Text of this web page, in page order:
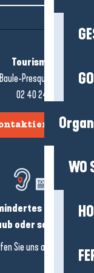
WO
Tourismusbüro
Presqu'île de
02 40 24 34 44
Sie
oder schwerhörig?
Sie uns an in
hier